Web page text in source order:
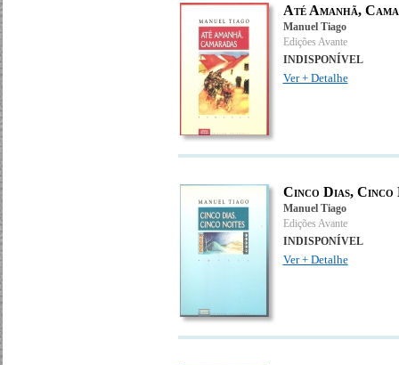
Até Amanhã,
Manuel Tiago
Edições Avante
INDISPONÍVEL
Ver + Detalhe
Cinco Dias, Cinco
Manuel Tiago
Edições Avante
INDISPONÍVEL
Ver + Detalhe